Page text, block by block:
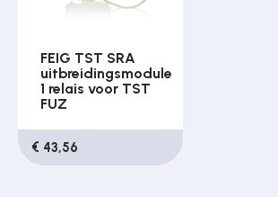
FEIG TST SRA
uitbreidingsmodule
1 relais voor TST
FUZ
€ 43,56